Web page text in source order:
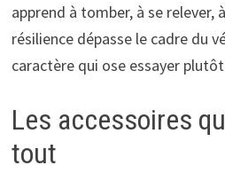
apprend à tomber, à se relever,
résilience dépasse le cadre du
caractère qui ose essayer
Les accessoires
tout